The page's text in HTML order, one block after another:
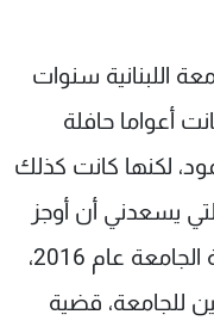
اللبنانية سنوات
عامي 2016 و 2021، كانت أعواما حافلة
لكنها كانت كذلك
يسعدني أن أوجز
أهمها بالآتي: عندما تسلمت رئاسة الجامعة عام 2016،
للجامعة، قضية